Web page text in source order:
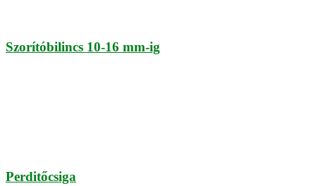
Szorítóbilincs 10-16 mm-ig
Perditőcsiga